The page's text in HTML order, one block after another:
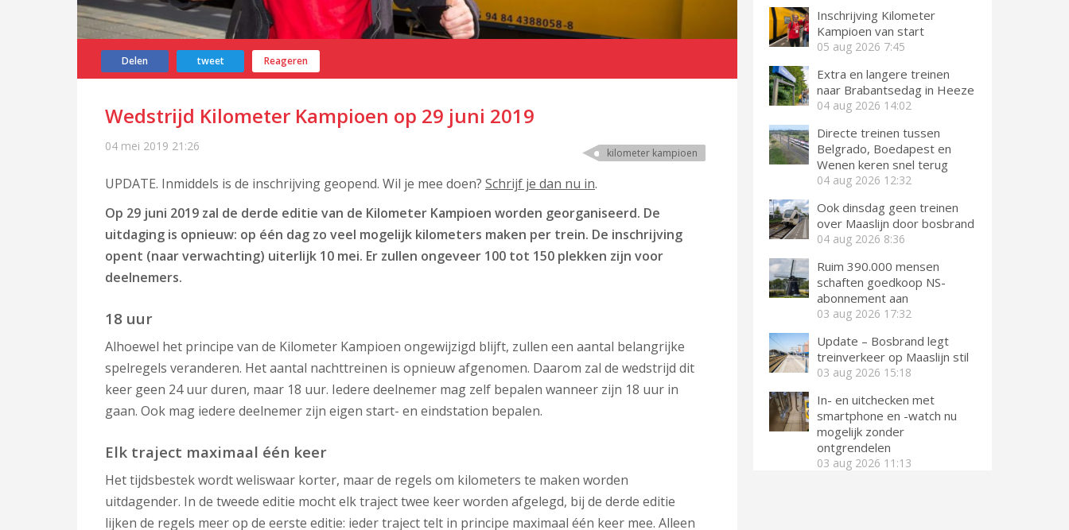
Delen tweet Reageren
Wedstrijd Kilometer Kampioen op 29 juni 2019
04 mei 2019 21:26 kilometer kampioen
UPDATE. Inmiddels is de inschrijving geopend. Wil je mee doen? Schrijf je dan nu in.
Op 29 juni 2019 zal de derde editie van de Kilometer Kampioen worden georganiseerd. De
uitdaging is opnieuw: op één dag zo veel mogelijk kilometers maken per trein. De inschrijving
opent (naar verwachting) uiterlijk 10 mei. Er zullen ongeveer 100 tot 150 plekken zijn voor
deelnemers.
18 uur
Alhoewel het principe van de Kilometer Kampioen ongewijzigd blijft, zullen een aantal belangrijke
spelregels veranderen. Het aantal nachttreinen is opnieuw afgenomen. Daarom zal de wedstrijd dit
keer geen 24 uur duren, maar 18 uur. Iedere deelnemer mag zelf bepalen wanneer zijn 18 uur in
gaan. Ook mag iedere deelnemer zijn eigen start- en eindstation bepalen.
Elk traject maximaal één keer
Het tijdsbestek wordt weliswaar korter, maar de regels om kilometers te maken worden
uitdagender. In de tweede editie mocht elk traject twee keer worden afgelegd, bij de derde editie
lijken de regels meer op de eerste editie: ieder traject telt in principe maximaal één keer mee. Alleen
Inschrijving Kilometer
Kampioen van start
05 aug 2026 7:45
Extra en langere treinen
naar Brabantsedag in Heeze
04 aug 2026 14:02
Directe treinen tussen
Belgrado, Boedapest en
Wenen keren snel terug
04 aug 2026 12:32
Ook dinsdag geen treinen
over Maaslijn door bosbrand
04 aug 2026 8:36
Ruim 390.000 mensen
schaften goedkoop NS-
abonnement aan
03 aug 2026 17:32
Update – Bosbrand legt
treinverkeer op Maaslijn stil
03 aug 2026 15:18
In- en uitchecken met
smartphone en -watch nu
mogelijk zonder
ontgrendelen
03 aug 2026 11:13